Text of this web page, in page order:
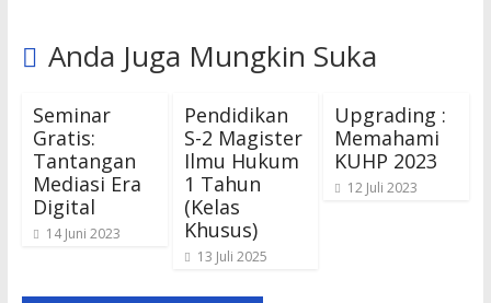
Anda Juga Mungkin Suka
Seminar
Gratis:
Tantangan
Mediasi Era
Digital
14 Juni 2023
Pendidikan
S-2 Magister
Ilmu Hukum
1 Tahun
(Kelas
Khusus)
13 Juli 2025
Upgrading :
Memahami
KUHP 2023
12 Juli 2023